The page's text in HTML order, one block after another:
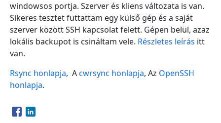
windowsos portja. Szerver és kliens változata is van.
Sikeres tesztet futtattam egy külső gép és a saját
szerver között SSH kapcsolat felett. Gépen belül, azaz
lokális backupot is csináltam vele. Részletes leírás itt
van.
Rsync honlapja, Acwrsync honlapja, Az OpenSSH
honlapja.
Opens in a new window
Opens in a new window